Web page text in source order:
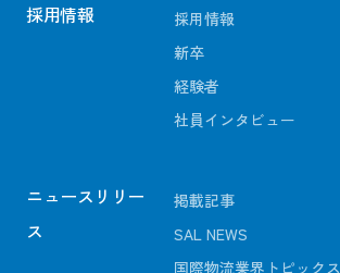
採用情報
採用情報
新卒
経験者
社員インタビュー
ニュースリリー
ス
掲載記事
SAL NEWS
国際物流業界トピックス